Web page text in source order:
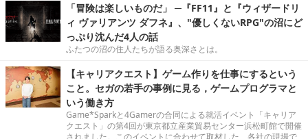
「冒険は楽しいものだ」 ─『FF11』と『ウィザードリ
ィ ヴァリアンツ ダフネ』、"優しくないRPG"の沼にど
っぷり沈んだ4人の話
ふたつの沼の住人たちが語る奥深さとは。
【キャリアクエスト】ゲーム作りを仕事にするという
こと。セガの若手の事例に見る，ゲームプログラマと
いう働き方
Game*Sparkと4Gamerの合同による就活イベント「キャリア
クエスト」の第4回が東京都立産業貿易センター浜松町館で開催
されました。このイベントに合わせて取材した、各社の現場で